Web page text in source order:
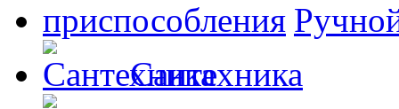
Сантехника